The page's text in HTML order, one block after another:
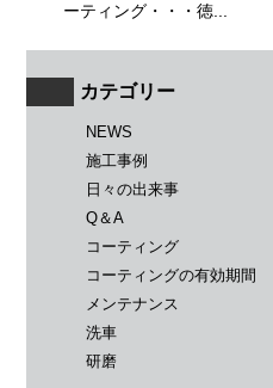
ーティング・・・徳...
カテゴリー
NEWS
施工事例
日々の出来事
Q＆A
コーティング
コーティングの有効期間
メンテナンス
洗車
研磨